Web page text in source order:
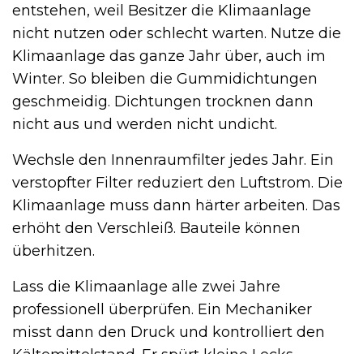
entstehen, weil Besitzer die Klimaanlage
nicht nutzen oder schlecht warten. Nutze die
Klimaanlage das ganze Jahr über, auch im
Winter. So bleiben die Gummidichtungen
geschmeidig. Dichtungen trocknen dann
nicht aus und werden nicht undicht.
Wechsle den Innenraumfilter jedes Jahr. Ein
verstopfter Filter reduziert den Luftstrom. Die
Klimaanlage muss dann härter arbeiten. Das
erhöht den Verschleiß. Bauteile können
überhitzen.
Lass die Klimaanlage alle zwei Jahre
professionell überprüfen. Ein Mechaniker
misst dann den Druck und kontrolliert den